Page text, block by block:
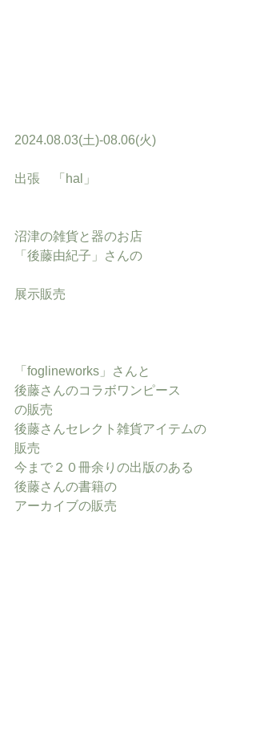
2024.08.03(土)-08.06(火)
出張　「hal」
沼津の雑貨と器のお店
「後藤由紀子」さんの
展示販売
「foglineworks」さんと
後藤さんのコラボワンピース
の販売
後藤さんセレクト雑貨アイテムの
販売
今まで２０冊余りの出版のある
後藤さんの書籍の
アーカイブの販売